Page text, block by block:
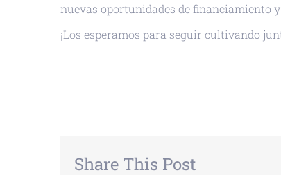
nuevas oportunidades de financiamiento
¡Los esperamos para seguir cultivando
Share This Post